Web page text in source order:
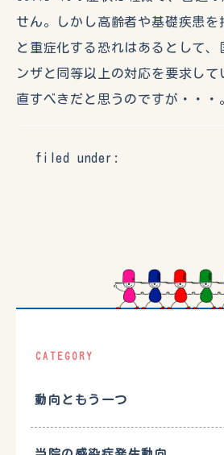
せん。しかし高齢者や基礎疾患を
と重症化する恐れはあるとして、
ンザと同等以上の対応を要求して
直すべきだと思うのですが・・・
filed under:
CATEGORY
動向ともう一つ